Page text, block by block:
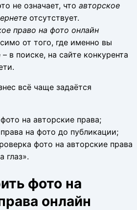
не означает, что авторское
отсутствует.
право на фото онлайн
от того, где именно вы
в поиске, на сайте конкурента
всё чаще задаётся
на авторские права;
на фото до публикации;
фото на авторские права
глаз».
фото на
онлайн